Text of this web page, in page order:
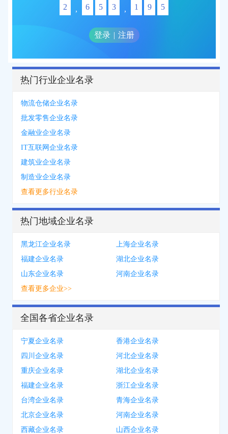
2 , 6 5 3 , 1 9 5
登录 | 注册
热门行业企业名录
物流仓储企业名录
批发零售企业名录
金融业企业名录
IT互联网企业名录
建筑业企业名录
制造业企业名录
查看更多行业名录
热门地域企业名录
黑龙江企业名录
上海企业名录
福建企业名录
湖北企业名录
山东企业名录
河南企业名录
查看更多企业>>
全国各省企业名录
宁夏企业名录
香港企业名录
四川企业名录
河北企业名录
重庆企业名录
湖北企业名录
福建企业名录
浙江企业名录
台湾企业名录
青海企业名录
北京企业名录
河南企业名录
西藏企业名录
山西企业名录